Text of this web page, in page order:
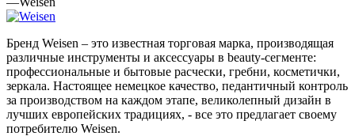
Бренд Weisen – это известная торговая марка, производящая
различные инструменты и аксессуары в beauty-сегменте:
профессиональные и бытовые расчески, гребни, косметички,
зеркала. Настоящее немецкое качество, педантичный контроль
за производством на каждом этапе, великолепный дизайн в
лучших европейских традициях, - все это предлагает своему
потребителю Weisen.